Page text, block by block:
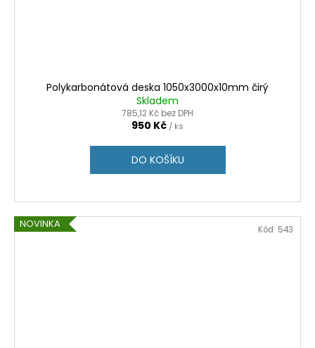
Polykarbonátová deska 1050x3000x10mm čirý
Skladem
785,12 Kč bez DPH
950 Kč / ks
DO KOŠÍKU
NOVINKA Kód: 543